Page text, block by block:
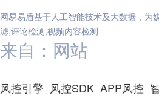
网易易盾基于人工智能技术及大数据，为
滤,评论检测,视频内容检测
来自：网站
风控引擎_风控SDK_APP风控_